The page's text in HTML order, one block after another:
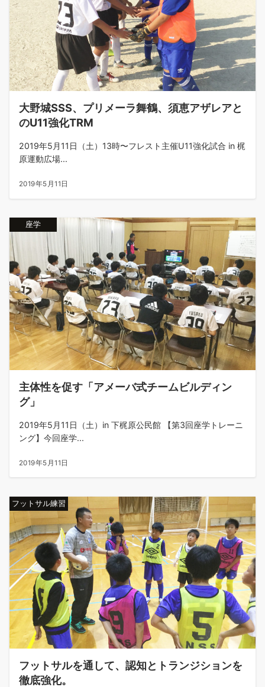
大野城SSS、プリメーラ舞鶴、須恵アザレアと
のU11強化TRM
2019年5月11日（土）13時〜フレスト主催U11強化試合 in 梶
原運動広場...
2019年5月11日
座学
主体性を促す「アメーバ式チームビルディン
グ」
2019年5月11日（土）in 下梶原公民館 【第3回座学トレーニ
ング】今回座学...
2019年5月11日
フットサル練習
フットサルを通して、認知とトランジションを
徹底強化。